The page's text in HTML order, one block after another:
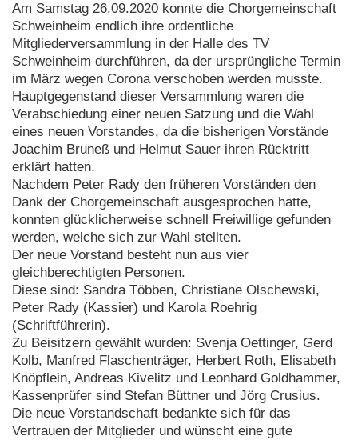
Am Samstag 26.09.2020 konnte die Chorgemeinschaft
Schweinheim endlich ihre ordentliche
Mitgliederversammlung in der Halle des TV
Schweinheim durchführen, da der ursprüngliche Termin
im März wegen Corona verschoben werden musste.
Hauptgegenstand dieser Versammlung waren die
Verabschiedung einer neuen Satzung und die Wahl
eines neuen Vorstandes, da die bisherigen Vorstände
Joachim Bruneß und Helmut Sauer ihren Rücktritt
erklärt hatten.
Nachdem Peter Rady den früheren Vorständen den
Dank der Chorgemeinschaft ausgesprochen hatte,
konnten glücklicherweise schnell Freiwillige gefunden
werden, welche sich zur Wahl stellten.
Der neue Vorstand besteht nun aus vier
gleichberechtigten Personen.
Diese sind: Sandra Többen, Christiane Olschewski,
Peter Rady (Kassier) und Karola Roehrig
(Schriftführerin).
Zu Beisitzern gewählt wurden: Svenja Oettinger, Gerd
Kolb, Manfred Flaschenträger, Herbert Roth, Elisabeth
Knöpflein, Andreas Kivelitz und Leonhard Goldhammer,
Kassenprüfer sind Stefan Büttner und Jörg Crusius.
Die neue Vorstandschaft bedankte sich für das
Vertrauen der Mitglieder und wünscht eine gute